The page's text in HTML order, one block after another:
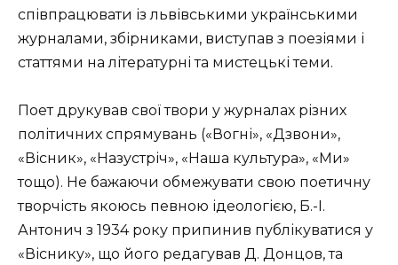
співпрацювати із львівськими українськими
журналами, збірниками, виступав з поезіями і
статтями на літературні та мистецькі теми.
Поет друкував свої твори у журналах різних
політичних спрямувань («Вогні», «Дзвони»,
«Вісник», «Назустріч», «Наша культура», «Ми»
тощо). Не бажаючи обмежувати свою поетичну
творчість якоюсь певною ідеологією, Б.-І.
Антонич з 1934 року припинив публікуватися у
«Віснику», що його редагував Д. Донцов, та